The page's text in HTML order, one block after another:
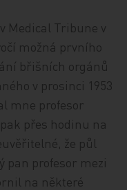
Medical Tribune v
možná prvního
břišních orgánů
v prosinci 1953
mne profesor
přes hodinu na
že půl
pan profesor mezi
na některé